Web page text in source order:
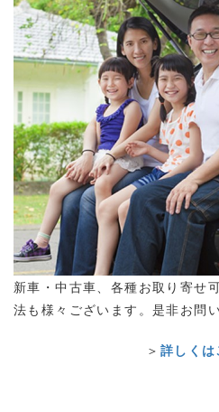
新車・中古車、各種お取り寄せ
法も様々ございます。是非お問
＞ 詳しくは